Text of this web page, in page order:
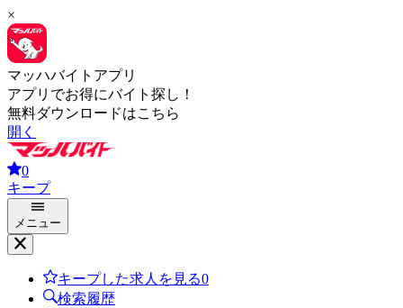
×
マッハバイトアプリ
アプリでお得にバイト探し！
無料ダウンロードはこちら
開く
0
キープ
メニュー
キープした求人を見る0
検索履歴